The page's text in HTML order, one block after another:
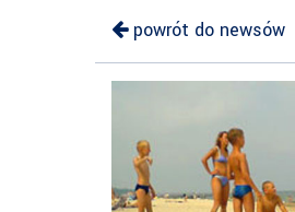
powrót do newsów